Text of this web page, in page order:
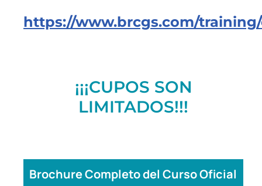
https://www.brcgs.com/
¡¡¡CUPOS SON
LIMITADOS!!!
Brochure Completo del Curso Oficial